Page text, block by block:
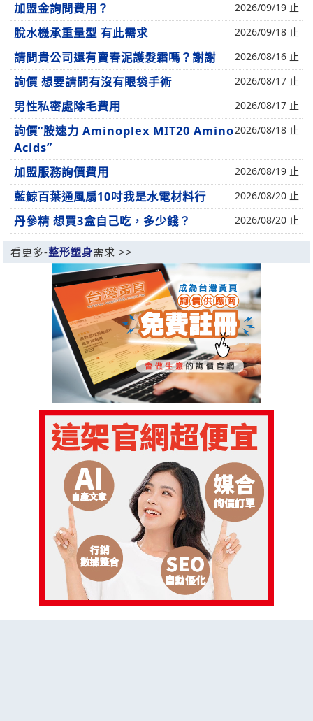
加盟金詢問費用？ 2026/09/19 止
脫水機承重量型 有此需求 2026/09/18 止
請問貴公司還有賣春泥護髮霜嗎？謝謝 2026/08/16 止
詢價 想要請問有沒有眼袋手術 2026/08/17 止
男性私密處除毛費用 2026/08/17 止
詢價“胺速力 Aminoplex MIT20 Amino
Acids”
2026/08/18 止
加盟服務詢價費用 2026/08/19 止
藍鯨百葉通風扇10吋我是水電材料行 2026/08/20 止
丹參精 想買3盒自己吃，多少錢？ 2026/08/20 止
看更多-整形塑身需求 >>